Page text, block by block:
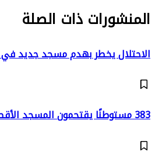
المنشورات ذات الصلة
الاحتلال يخطر بهدم مسجد جديد
383 مستوطنًا يقتحمون المسجد الأقصى اليوم